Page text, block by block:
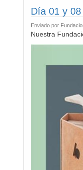
Día 01 y
Enviado por
Nuestra